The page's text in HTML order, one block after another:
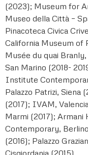
(2023); Museum for
Museo della Città –
Pinacoteca Civica
California Museum of
Musée du quai
San Marino (2018-
Institute
Palazzo Patrizi, Siena
(2017); IVAM,
Marmi (2017); Armani
Contemporary,
(2016); Palazzo